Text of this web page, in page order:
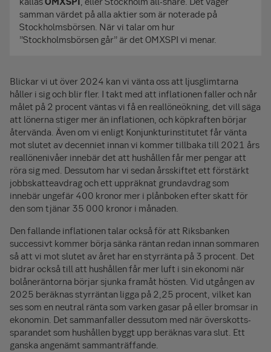
samman värdet på alla aktier som är noterade på
Stockholmsbörsen. När vi talar om hur
”Stockholmsbörsen går” är det OMXSPI vi menar.
Blickar vi ut över 2024 kan vi vänta oss att ljusglimtarna
håller i sig och blir fler. I takt med att inflationen faller och når
målet på 2 procent väntas vi få en reallöne­ökning, det vill säga
att lönerna stiger mer än inflationen, och köpkraften börjar
återvända. Även om vi enligt Konjunktur­institutet får vänta
mot slutet av decenniet innan vi kommer tillbaka till 2021 års
reallöne­nivåer innebär det att hushållen får mer pengar att
röra sig med. Dessutom har vi sedan årsskiftet ett förstärkt
jobbskatte­avdrag och ett uppräknat grund­avdrag som
innebär ungefär 400 kronor mer i plånboken efter skatt för
den som tjänar 35 000 kronor i månaden.
Den fallande inflationen talar också för att Riksbanken
successivt kommer börja sänka räntan redan innan sommaren
så att vi mot slutet av året har en styrränta på 3 procent. Det
bidrar också till att hushållen får mer luft i sin ekonomi när
bolåne­räntorna börjar sjunka framåt hösten. Vid utgången av
2025 beräknas styrräntan ligga på 2,25 procent, vilket kan
ses som en neutral ränta som varken gasar på eller bromsar in
ekonomin. Det sammanfaller dessutom med när överskotts­
sparandet som hushållen byggt upp beräknas vara slut. Ett
ganska angenämt samman­träffande.